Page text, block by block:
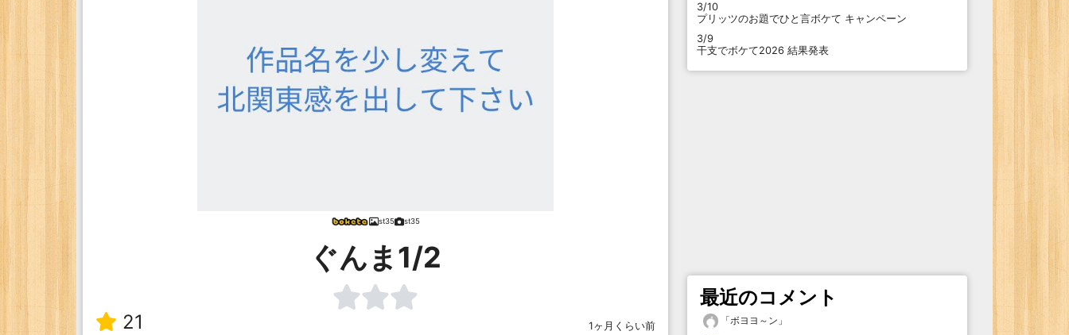
st35 st35
ぐんま1/2
21
1ヶ月くらい前
3/10
プリッツのお題でひと言ボケて キャンペーン
3/9
干支でボケて2026 結果発表
最近のコメント
「ボヨヨ～ン 」